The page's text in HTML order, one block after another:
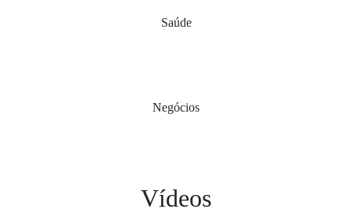
Saúde
Negócios
Vídeos